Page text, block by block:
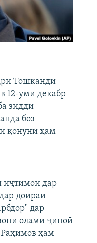
Тошканди
12-уми декабр
зидди
боз
қонунӣ ҳам
иҷтимоӣ дар
доираи
дар
олами ҷиноӣ
Раҳимов ҳам